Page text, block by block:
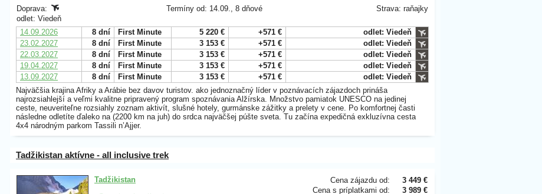
Doprava:
Termíny od: 14.09., 8 dňové
Strava: raňajky
odlet: Viedeň
14.09.2026
8 dní First Minute 5 220 € +571 €
odlet: Viedeň
23.02.2027
8 dní First Minute 3 153 € +571 €
odlet: Viedeň
22.03.2027
8 dní First Minute 3 153 € +571 €
odlet: Viedeň
19.04.2027
8 dní First Minute 3 153 € +571 €
odlet: Viedeň
13.09.2027
8 dní First Minute 3 153 € +571 €
odlet: Viedeň
Najväčšia krajina Afriky a Arábie bez davov turistov. ako jednoznačný líder v poznávacích zájazdoch prináša
najrozsiahlejší a veľmi kvalitne pripravený program spoznávania Alžírska. Množstvo pamiatok UNESCO na jedinej
ceste, neuveriteľne rozsiahly zoznam aktivít, slušné hotely, gurmánske zážitky a prelety v cene. Po komfortnej časti
následne odletíte ďaleko na (2200 km na juh) do srdca najväčšej púšte sveta. Tu začína expedičná exkluzívna cesta
4x4 národným parkom Tassili n’Ajjer.
Tadžikistan aktívne - all inclusive trek
Cena zájazdu od:
3 449 €
Cena s príplatkami od:
3 989 €
Tadžikistan